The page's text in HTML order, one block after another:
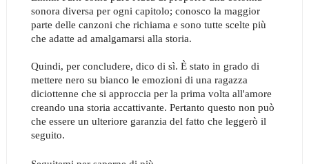
sonora diversa per ogni capitolo; conosco la maggior
parte delle canzoni che richiama e sono tutte scelte più
che adatte ad amalgamarsi alla storia.
Quindi, per concludere, dico di sì. È stato in grado di
mettere nero su bianco le emozioni di una ragazza
diciottenne che si approccia per la prima volta all'amore
creando una storia accattivante. Pertanto questo non può
che essere un ulteriore garanzia del fatto che leggerò il
seguito.